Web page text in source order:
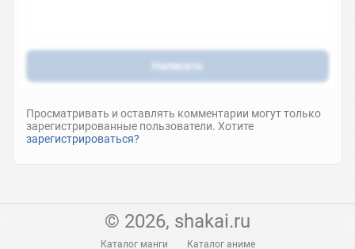
Написать
Просматривать и оставлять комментарии могут только
зарегистрированные пользователи. Хотите
зарегистрироваться?
© 2026, shakai.ru
Каталог манги Каталог аниме